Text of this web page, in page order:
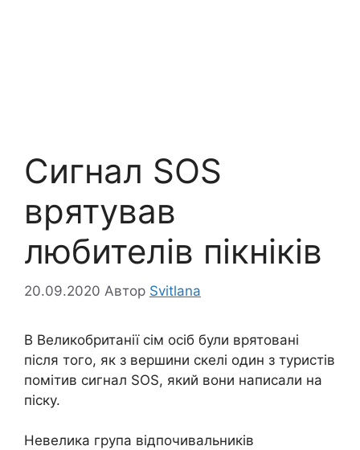
Сигнал SOS
врятував
любителів пікніків
20.09.2020 Автор Svitlana
В Великобританії сім осіб були врятовані
після того, як з вершини скелі один з туристів
помітив сигнал SOS, який вони написали на
піску.
Невелика група відпочивальників